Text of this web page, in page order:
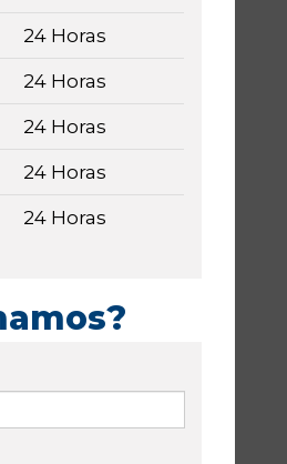
24 Horas
24 Horas
24 Horas
24 Horas
24 Horas